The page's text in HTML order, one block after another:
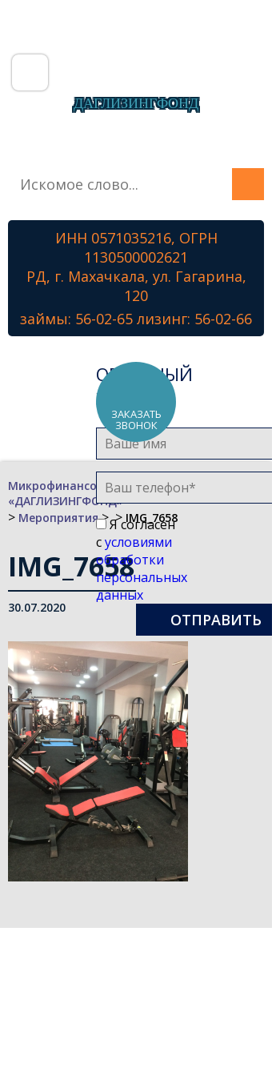
ДАГЛИЗИНГФОНД
О фонде
Лизинг
Наши проекты
Знамя Победы
ИНН 0571035216, ОГРН
1130500002621
РД, г. Махачкала, ул. Гагарина,
120
займы: 56-02-65 лизинг: 56-02-66
ЗАКАЗАТЬ
ЗВОНОК
ОБРАТНЫЙ
ЗВОНОК
Я согласен
сусловиями
обработки
персональных
данных
Микрофинансовая компания
«ДАГЛИЗИНГФОНД»
> Мероприятия>> IMG_7658
IMG_7658
30.07.2020